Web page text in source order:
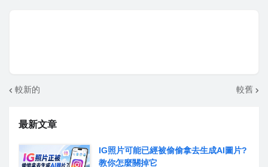
較新的 較舊
最新文章
IG照片可能已經被偷偷拿去生成AI圖片?
教你怎麼關掉它